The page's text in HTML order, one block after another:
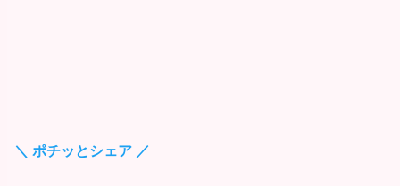
＼ ポチッとシェア ／